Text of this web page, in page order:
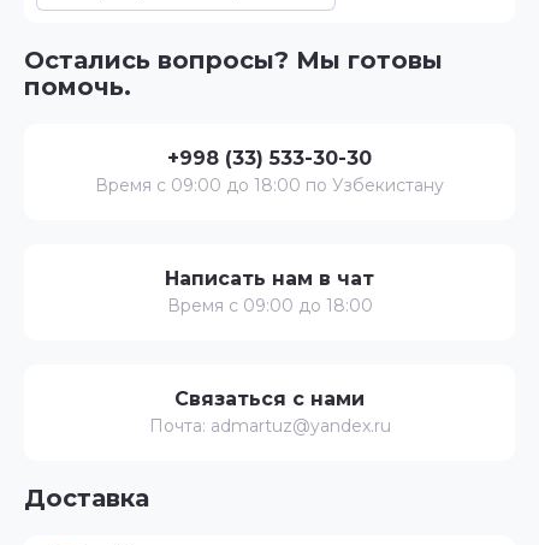
Доставка
Остались вопросы? Мы готовы
помочь.
+998 (33) 533-30-30
Время с 09:00 до 18:00 по Узбекистану
Написать нам в чат
Время с 09:00 до 18:00
Связаться с нами
Почта: admartuz@yandex.ru